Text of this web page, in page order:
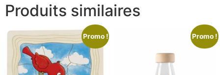
Produits similaires
Promo ! Promo !